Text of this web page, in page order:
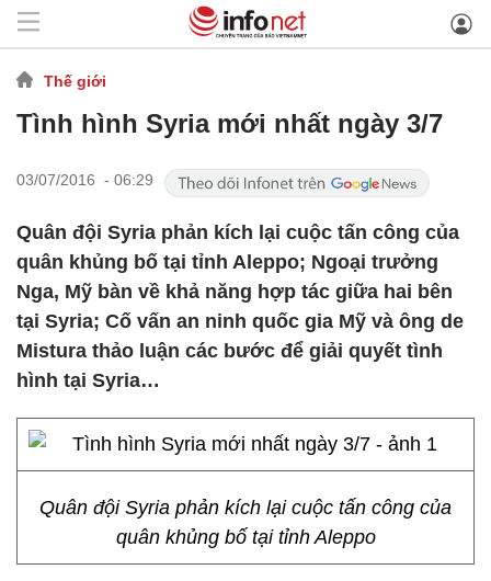
Thế giới
Tình hình Syria mới nhất ngày 3/7
03/07/2016 - 06:29
Quân đội Syria phản kích lại cuộc tấn công của
quân khủng bố tại tỉnh Aleppo; Ngoại trưởng
Nga, Mỹ bàn về khả năng hợp tác giữa hai bên
tại Syria; Cố vấn an ninh quốc gia Mỹ và ông de
Mistura thảo luận các bước để giải quyết tình
hình tại Syria…
Quân đội Syria phản kích lại cuộc tấn công của
quân khủng bố tại tỉnh Aleppo